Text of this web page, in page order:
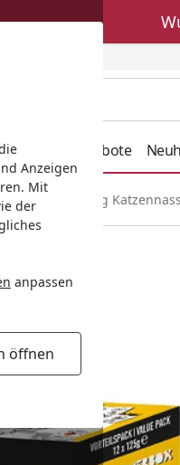
Anzeigen
Mit
der
anpassen
öffnen
Angebote
2x1500g